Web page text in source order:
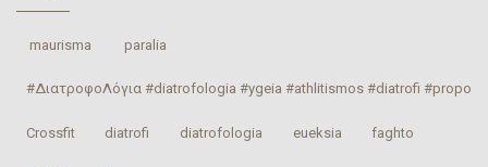
‎ maurisma‬ ‎ paralia‬
#ΔιατροφοΛόγια #diatrofologia #ygeia #athlitismos #diatrofi
Crossfit ‎diatrofi‬ ‎diatrofologia‬ ‎eueksia‬ faghto